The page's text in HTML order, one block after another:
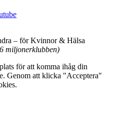
– för Kvinnor & Hälsa
miljonerklubben)
för att komma ihåg din
Genom att klicka "Acceptera"